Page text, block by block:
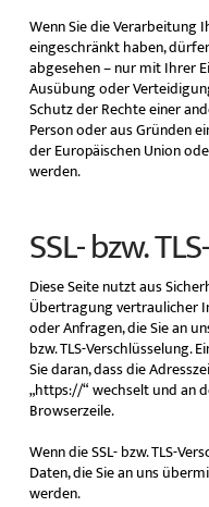
Wenn Sie die Verarbeitung
eingeschränkt haben,
abgesehen – nur mit Ihrer
Ausübung oder
Schutz der Rechte einer
Person oder aus Gründen
der Europäischen Union
werden.
SSL- bzw.
Diese Seite nutzt aus
Übertragung vertraulicher
oder Anfragen, die Sie an
bzw. TLS-Verschlüsselung.
Sie daran, dass die
„https://“ wechselt und an
Browserzeile.
Wenn die SSL- bzw. TLS-
Daten, die Sie an uns
werden.